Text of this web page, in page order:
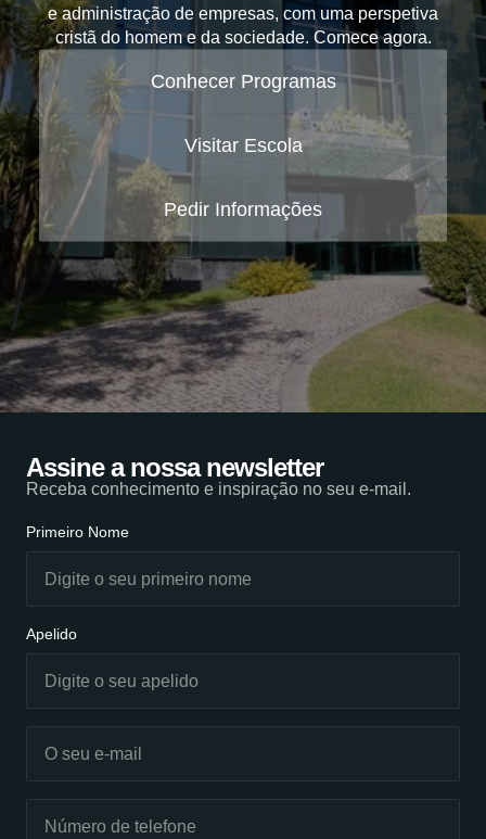
e administração de empresas, com uma perspetiva
cristã do homem e da sociedade. Comece agora.
Conhecer Programas
Visitar Escola
Pedir Informações
Assine a nossa newsletter
Receba conhecimento e inspiração no seu e-mail.
Primeiro Nome
Apelido